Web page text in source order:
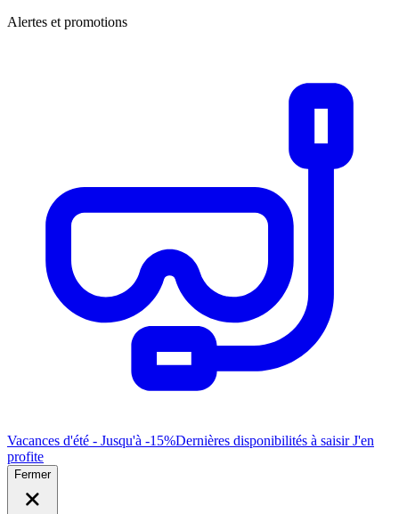
Alertes et promotions
Vacances d'été - Jusqu'à -15%Dernières disponibilités à saisirJ'en
profite
Fermer